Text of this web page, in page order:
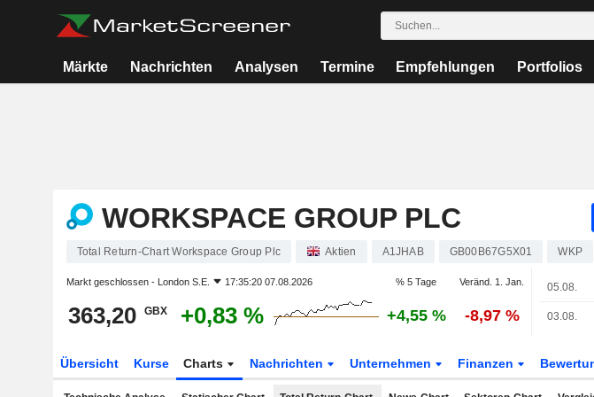
Märkte Nachrichten Analysen Termine Empfehlungen Portfolios
WORKSPACE GROUP PLC
Total Return-Chart Workspace Group Plc Aktien A1JHAB GB00B67G5X01 WKP
Markt geschlossen - London S.E. 17:35:20 07.08.2026 % 5 Tage Veränd. 1. Jan.
363,20 GBX +0,83 % +4,55 % -8,97 %
05.08.
03.08.
Übersicht Kurse Charts Nachrichten Unternehmen Finanzen